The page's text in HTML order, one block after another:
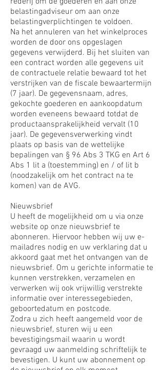
belastingadviseur om aan onze
belastingverplichtingen te voldoen.
Na het annuleren van het winkelproces
worden de door ons opgeslagen
gegevens verwijderd. Bij het sluiten van
een contract worden alle gegevens uit
de contractuele relatie bewaard tot het
verstrijken van de fiscale bewaartermijn
(7 jaar). De gegevensnaam, adres,
gekochte goederen en aankoopdatum
worden eveneens bewaard totdat de
productaansprakelijkheid vervalt (10
jaar). De gegevensverwerking vindt
plaats op basis van de wettelijke
bepalingen van § 96 Abs 3 TKG en Art 6
Abs 1 lit a (toestemming) en / of lit b
(noodzakelijk om het contract na te
komen) van de AVG.
Nieuwsbrief
U heeft de mogelijkheid om u via onze
website op onze nieuwsbrief te
abonneren. Hiervoor hebben wij uw e-
mailadres nodig en uw verklaring dat u
akkoord gaat met het ontvangen van de
nieuwsbrief. Om u gerichte informatie te
kunnen verstrekken, verzamelen en
verwerken wij ook vrijwillig verstrekte
informatie over interessegebieden,
geboortedatum en postcode.
Zodra u zich heeft aangemeld voor de
nieuwsbrief, sturen wij u een
bevestigingsmail waarin u wordt
gevraagd uw aanmelding schriftelijk te
bevestigen. U kunt uw abonnement op